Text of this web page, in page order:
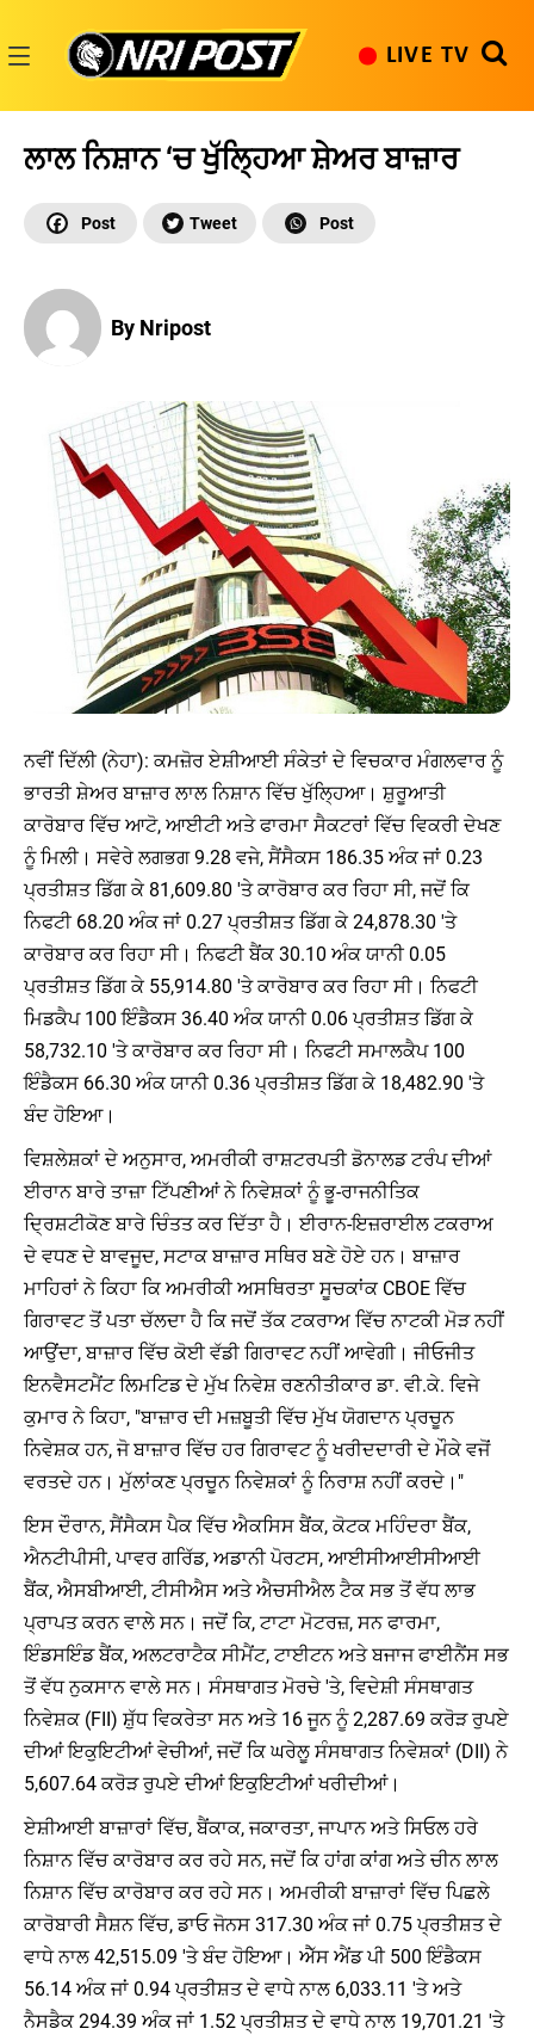
content
LIVE TV
ਲਾਲ ਨਿਸ਼ਾਨ ‘ਚ ਖੁੱਲ੍ਹਿਆ ਸ਼ੇਅਰ ਬਾਜ਼ਾਰ
By Nripost
ਨਵੀਂ ਦਿੱਲੀ (ਨੇਹਾ): ਕਮਜ਼ੋਰ ਏਸ਼ੀਆਈ ਸੰਕੇਤਾਂ ਦੇ ਵਿਚਕਾਰ ਮੰਗਲਵਾਰ ਨੂੰ
ਭਾਰਤੀ ਸ਼ੇਅਰ ਬਾਜ਼ਾਰ ਲਾਲ ਨਿਸ਼ਾਨ ਵਿੱਚ ਖੁੱਲ੍ਹਿਆ। ਸ਼ੁਰੂਆਤੀ
ਕਾਰੋਬਾਰ ਵਿੱਚ ਆਟੋ, ਆਈਟੀ ਅਤੇ ਫਾਰਮਾ ਸੈਕਟਰਾਂ ਵਿੱਚ ਵਿਕਰੀ ਦੇਖਣ
ਨੂੰ ਮਿਲੀ। ਸਵੇਰੇ ਲਗਭਗ 9.28 ਵਜੇ, ਸੈਂਸੈਕਸ 186.35 ਅੰਕ ਜਾਂ 0.23
ਪ੍ਰਤੀਸ਼ਤ ਡਿੱਗ ਕੇ 81,609.80 'ਤੇ ਕਾਰੋਬਾਰ ਕਰ ਰਿਹਾ ਸੀ, ਜਦੋਂ ਕਿ
ਨਿਫਟੀ 68.20 ਅੰਕ ਜਾਂ 0.27 ਪ੍ਰਤੀਸ਼ਤ ਡਿੱਗ ਕੇ 24,878.30 'ਤੇ
ਕਾਰੋਬਾਰ ਕਰ ਰਿਹਾ ਸੀ। ਨਿਫਟੀ ਬੈਂਕ 30.10 ਅੰਕ ਯਾਨੀ 0.05
ਪ੍ਰਤੀਸ਼ਤ ਡਿੱਗ ਕੇ 55,914.80 'ਤੇ ਕਾਰੋਬਾਰ ਕਰ ਰਿਹਾ ਸੀ। ਨਿਫਟੀ
ਮਿਡਕੈਪ 100 ਇੰਡੈਕਸ 36.40 ਅੰਕ ਯਾਨੀ 0.06 ਪ੍ਰਤੀਸ਼ਤ ਡਿੱਗ ਕੇ
58,732.10 'ਤੇ ਕਾਰੋਬਾਰ ਕਰ ਰਿਹਾ ਸੀ। ਨਿਫਟੀ ਸਮਾਲਕੈਪ 100
ਇੰਡੈਕਸ 66.30 ਅੰਕ ਯਾਨੀ 0.36 ਪ੍ਰਤੀਸ਼ਤ ਡਿੱਗ ਕੇ 18,482.90 'ਤੇ
ਬੰਦ ਹੋਇਆ।
ਵਿਸ਼ਲੇਸ਼ਕਾਂ ਦੇ ਅਨੁਸਾਰ, ਅਮਰੀਕੀ ਰਾਸ਼ਟਰਪਤੀ ਡੋਨਾਲਡ ਟਰੰਪ ਦੀਆਂ
ਈਰਾਨ ਬਾਰੇ ਤਾਜ਼ਾ ਟਿੱਪਣੀਆਂ ਨੇ ਨਿਵੇਸ਼ਕਾਂ ਨੂੰ ਭੂ-ਰਾਜਨੀਤਿਕ
ਦ੍ਰਿਸ਼ਟੀਕੋਣ ਬਾਰੇ ਚਿੰਤਤ ਕਰ ਦਿੱਤਾ ਹੈ। ਈਰਾਨ-ਇਜ਼ਰਾਈਲ ਟਕਰਾਅ
ਦੇ ਵਧਣ ਦੇ ਬਾਵਜੂਦ, ਸਟਾਕ ਬਾਜ਼ਾਰ ਸਥਿਰ ਬਣੇ ਹੋਏ ਹਨ। ਬਾਜ਼ਾਰ
ਮਾਹਿਰਾਂ ਨੇ ਕਿਹਾ ਕਿ ਅਮਰੀਕੀ ਅਸਥਿਰਤਾ ਸੂਚਕਾਂਕ CBOE ਵਿੱਚ
ਗਿਰਾਵਟ ਤੋਂ ਪਤਾ ਚੱਲਦਾ ਹੈ ਕਿ ਜਦੋਂ ਤੱਕ ਟਕਰਾਅ ਵਿੱਚ ਨਾਟਕੀ ਮੋੜ ਨਹੀਂ
ਆਉਂਦਾ, ਬਾਜ਼ਾਰ ਵਿੱਚ ਕੋਈ ਵੱਡੀ ਗਿਰਾਵਟ ਨਹੀਂ ਆਵੇਗੀ। ਜੀਓਜੀਤ
ਇਨਵੈਸਟਮੈਂਟ ਲਿਮਟਿਡ ਦੇ ਮੁੱਖ ਨਿਵੇਸ਼ ਰਣਨੀਤੀਕਾਰ ਡਾ. ਵੀ.ਕੇ. ਵਿਜੇ
ਕੁਮਾਰ ਨੇ ਕਿਹਾ, "ਬਾਜ਼ਾਰ ਦੀ ਮਜ਼ਬੂਤੀ ਵਿੱਚ ਮੁੱਖ ਯੋਗਦਾਨ ਪ੍ਰਚੂਨ
ਨਿਵੇਸ਼ਕ ਹਨ, ਜੋ ਬਾਜ਼ਾਰ ਵਿੱਚ ਹਰ ਗਿਰਾਵਟ ਨੂੰ ਖਰੀਦਦਾਰੀ ਦੇ ਮੌਕੇ ਵਜੋਂ
ਵਰਤਦੇ ਹਨ। ਮੁੱਲਾਂਕਣ ਪ੍ਰਚੂਨ ਨਿਵੇਸ਼ਕਾਂ ਨੂੰ ਨਿਰਾਸ਼ ਨਹੀਂ ਕਰਦੇ।"
ਇਸ ਦੌਰਾਨ, ਸੈਂਸੈਕਸ ਪੈਕ ਵਿੱਚ ਐਕਸਿਸ ਬੈਂਕ, ਕੋਟਕ ਮਹਿੰਦਰਾ ਬੈਂਕ,
ਐਨਟੀਪੀਸੀ, ਪਾਵਰ ਗਰਿੱਡ, ਅਡਾਨੀ ਪੋਰਟਸ, ਆਈਸੀਆਈਸੀਆਈ
ਬੈਂਕ, ਐਸਬੀਆਈ, ਟੀਸੀਐਸ ਅਤੇ ਐਚਸੀਐਲ ਟੈਕ ਸਭ ਤੋਂ ਵੱਧ ਲਾਭ
ਪ੍ਰਾਪਤ ਕਰਨ ਵਾਲੇ ਸਨ। ਜਦੋਂ ਕਿ, ਟਾਟਾ ਮੋਟਰਜ਼, ਸਨ ਫਾਰਮਾ,
ਇੰਡਸਇੰਡ ਬੈਂਕ, ਅਲਟਰਾਟੈਕ ਸੀਮੈਂਟ, ਟਾਈਟਨ ਅਤੇ ਬਜਾਜ ਫਾਈਨੈਂਸ ਸਭ
ਤੋਂ ਵੱਧ ਨੁਕਸਾਨ ਵਾਲੇ ਸਨ। ਸੰਸਥਾਗਤ ਮੋਰਚੇ 'ਤੇ, ਵਿਦੇਸ਼ੀ ਸੰਸਥਾਗਤ
ਨਿਵੇਸ਼ਕ (FII) ਸ਼ੁੱਧ ਵਿਕਰੇਤਾ ਸਨ ਅਤੇ 16 ਜੂਨ ਨੂੰ 2,287.69 ਕਰੋੜ ਰੁਪਏ
ਦੀਆਂ ਇਕੁਇਟੀਆਂ ਵੇਚੀਆਂ, ਜਦੋਂ ਕਿ ਘਰੇਲੂ ਸੰਸਥਾਗਤ ਨਿਵੇਸ਼ਕਾਂ (DII) ਨੇ
5,607.64 ਕਰੋੜ ਰੁਪਏ ਦੀਆਂ ਇਕੁਇਟੀਆਂ ਖਰੀਦੀਆਂ।
ਏਸ਼ੀਆਈ ਬਾਜ਼ਾਰਾਂ ਵਿੱਚ, ਬੈਂਕਾਕ, ਜਕਾਰਤਾ, ਜਾਪਾਨ ਅਤੇ ਸਿਓਲ ਹਰੇ
ਨਿਸ਼ਾਨ ਵਿੱਚ ਕਾਰੋਬਾਰ ਕਰ ਰਹੇ ਸਨ, ਜਦੋਂ ਕਿ ਹਾਂਗ ਕਾਂਗ ਅਤੇ ਚੀਨ ਲਾਲ
ਨਿਸ਼ਾਨ ਵਿੱਚ ਕਾਰੋਬਾਰ ਕਰ ਰਹੇ ਸਨ। ਅਮਰੀਕੀ ਬਾਜ਼ਾਰਾਂ ਵਿੱਚ ਪਿਛਲੇ
ਕਾਰੋਬਾਰੀ ਸੈਸ਼ਨ ਵਿੱਚ, ਡਾਓ ਜੋਨਸ 317.30 ਅੰਕ ਜਾਂ 0.75 ਪ੍ਰਤੀਸ਼ਤ ਦੇ
ਵਾਧੇ ਨਾਲ 42,515.09 'ਤੇ ਬੰਦ ਹੋਇਆ। ਐੱਸ ਐਂਡ ਪੀ 500 ਇੰਡੈਕਸ
56.14 ਅੰਕ ਜਾਂ 0.94 ਪ੍ਰਤੀਸ਼ਤ ਦੇ ਵਾਧੇ ਨਾਲ 6,033.11 'ਤੇ ਅਤੇ
ਨੈਸਡੈਕ 294.39 ਅੰਕ ਜਾਂ 1.52 ਪ੍ਰਤੀਸ਼ਤ ਦੇ ਵਾਧੇ ਨਾਲ 19,701.21 'ਤੇ